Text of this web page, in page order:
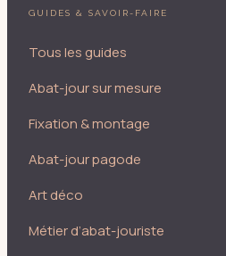
GUIDES & SAVOIR-FAIRE
Tous les guides
Abat-jour sur mesure
Fixation & montage
Abat-jour pagode
Art déco
Métier d’abat-jouriste